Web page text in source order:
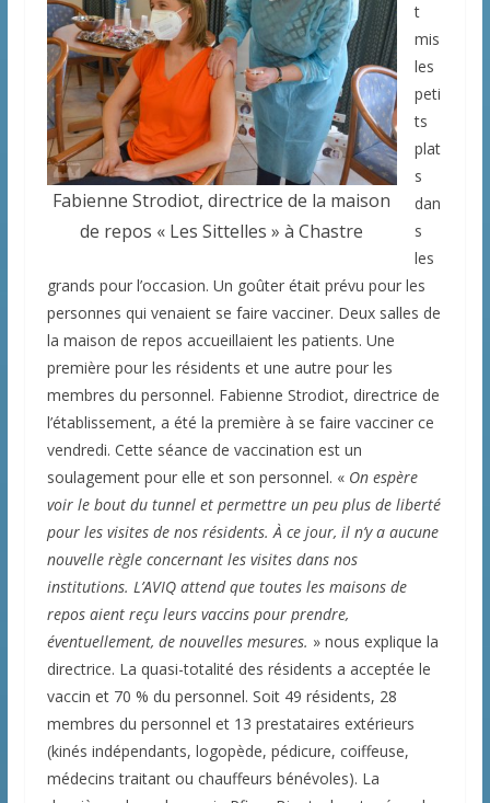
Fabienne Strodiot, directrice de la maison
de repos « Les Sittelles » à Chastre
t
mis
les
peti
ts
plat
s
dan
s
les
grands pour l’occasion. Un goûter était prévu pour les
personnes qui venaient se faire vacciner. Deux salles de
la maison de repos accueillaient les patients. Une
première pour les résidents et une autre pour les
membres du personnel. Fabienne Strodiot, directrice de
l’établissement, a été la première à se faire vacciner ce
vendredi. Cette séance de vaccination est un
soulagement pour elle et son personnel. « On espère
voir le bout du tunnel et permettre un peu plus de liberté
pour les visites de nos résidents. À ce jour, il n’y a aucune
nouvelle règle concernant les visites dans nos
institutions. L’AVIQ attend que toutes les maisons de
repos aient reçu leurs vaccins pour prendre,
éventuellement, de nouvelles mesures. » nous explique la
directrice. La quasi-totalité des résidents a acceptée le
vaccin et 70 % du personnel. Soit 49 résidents, 28
membres du personnel et 13 prestataires extérieurs
(kinés indépendants, logopède, pédicure, coiffeuse,
médecins traitant ou chauffeurs bénévoles). La